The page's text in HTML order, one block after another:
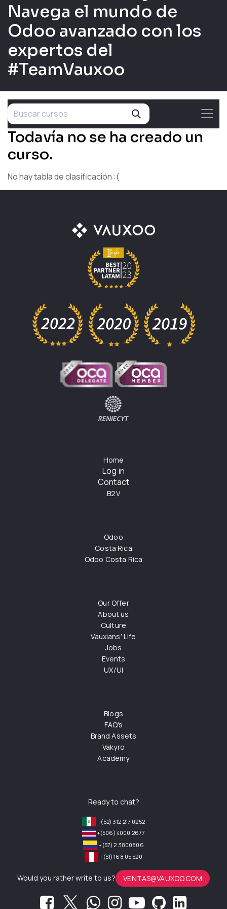
Navega el mundo de
Odoo avanzado con los
expertos del
#TeamVauxoo
No hay tabla de clasificación :(
Todavía no se ha creado un
curso.
Home
Log in
Contact
B2V
Odoo
Costa Rica
Odoo Costa Rica
Our Offer
About us
Culture
Vauxians' Life
Jobs
Events
UX/UI
Blogs
FAQ's
Brand Assets
Vakyro
Academy
Ready to chat?
+(52) 312 217 0252
+(506) 4000 2677
+(57) 2 3800806
+(51) 168 05 520
Would you rather write to us? VENTAS@VAUXOO.COM